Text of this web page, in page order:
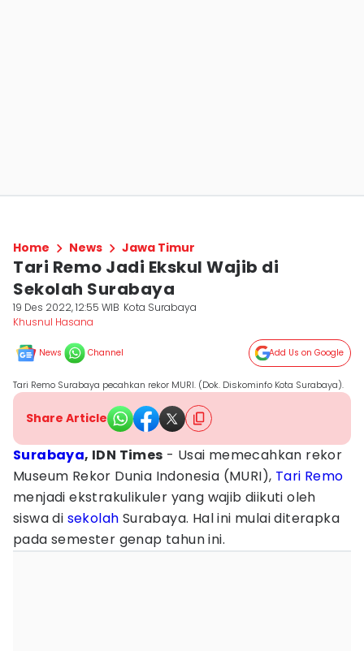
Home News Jawa Timur
Tari Remo Jadi Ekskul Wajib di
Sekolah Surabaya
19 Des 2022, 12:55 WIB Kota Surabaya
Khusnul Hasana
News Channel Add Us on Google
Tari Remo Surabaya pecahkan rekor MURI. (Dok. Diskominfo Kota Surabaya).
Share Article
Surabaya, IDN Times - Usai memecahkan rekor
Museum Rekor Dunia Indonesia (MURI), Tari Remo
menjadi ekstrakulikuler yang wajib diikuti oleh
siswa di sekolah Surabaya. Hal ini mulai diterapka
pada semester genap tahun ini.